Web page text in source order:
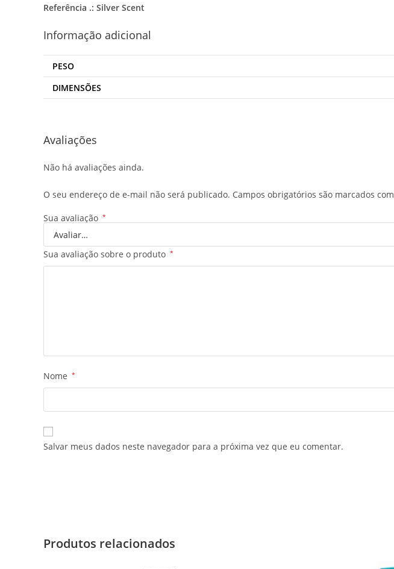
Referência .: Silver Scent
Informação adicional
PESO
DIMENSÕES
Avaliações
Não há avaliações ainda.
O seu endereço de e-mail não será publicado. Campos obrigatórios são marcados com
Sua avaliação *
Sua avaliação sobre o produto *
Nome *
Salvar meus dados neste navegador para a próxima vez que eu comentar.
Produtos relacionados